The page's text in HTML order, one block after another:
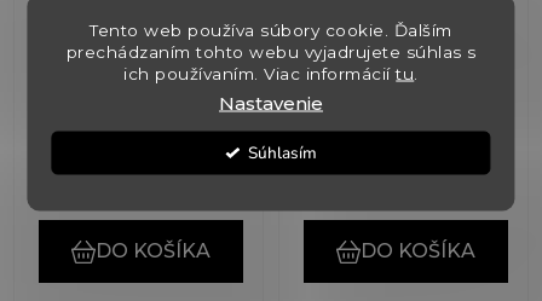
Tento web používa súbory cookie. Ďalším
prechádzaním tohto webu vyjadrujete súhlas s
ich používaním. Viac informáciítu
Nastavenie
Súhlasím
Otvarák na víno s
logom Vinujeme
(>5 ks)
€12,30
DO KOŠÍKA
Krabica čierna
universal pre 1 fľašu +
vložka
✅ Skladom
€3,60
DO KOŠÍKA